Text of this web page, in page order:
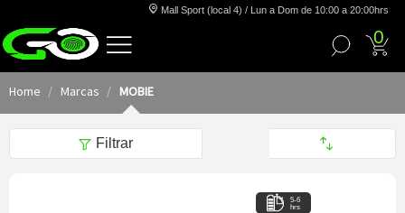
Mall Sport (local 4) / Lun a Dom de 10:00 a 20:00hrs
0
Home Marcas MOBIE
Filtrar
5-6
hrs